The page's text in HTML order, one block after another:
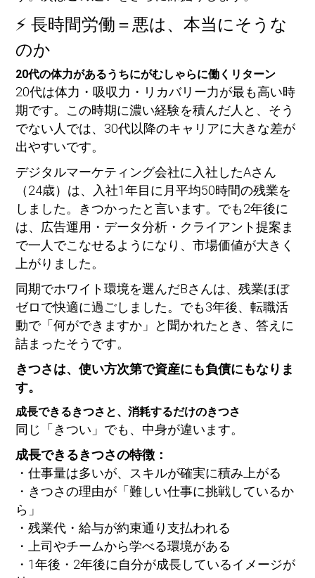
⚡ 長時間労働＝悪は、本当にそうな
のか
20代の体力があるうちにがむしゃらに働くリターン
20代は体力・吸収力・リカバリー力が最も高い時
期です。この時期に濃い経験を積んだ人と、そう
でない人では、30代以降のキャリアに大きな差が
出やすいです。
デジタルマーケティング会社に入社したAさん
（24歳）は、入社1年目に月平均50時間の残業を
しました。きつかったと言います。でも2年後に
は、広告運用・データ分析・クライアント提案ま
で一人でこなせるようになり、市場価値が大きく
上がりました。
同期でホワイト環境を選んだBさんは、残業ほぼ
ゼロで快適に過ごしました。でも3年後、転職活
動で「何ができますか」と聞かれたとき、答えに
詰まったそうです。
きつさは、使い方次第で資産にも負債にもなりま
す。
成長できるきつさと、消耗するだけのきつさ
同じ「きつい」でも、中身が違います。
成長できるきつさの特徴：
・仕事量は多いが、スキルが確実に積み上がる
・きつさの理由が「難しい仕事に挑戦しているか
ら」
・残業代・給与が約束通り支払われる
・上司やチームから学べる環境がある
・1年後・2年後に自分が成長しているイメージが